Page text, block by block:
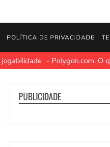
POLÍTICA DE PRIVACIDADE
jogabilidade Polygon.com. O
PUBLICIDADE